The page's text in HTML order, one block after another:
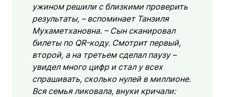
ужином решили с близкими проверить
результаты, – вспоминает Танзиля
Мухаметхановна. – Сын сканировал
билеты по QR-коду. Смотрит первый,
второй, а на третьем сделал паузу –
увидел много цифр и стал у всех
спрашивать, сколько нулей в миллионе.
Вся семья ликовала, внуки кричали: